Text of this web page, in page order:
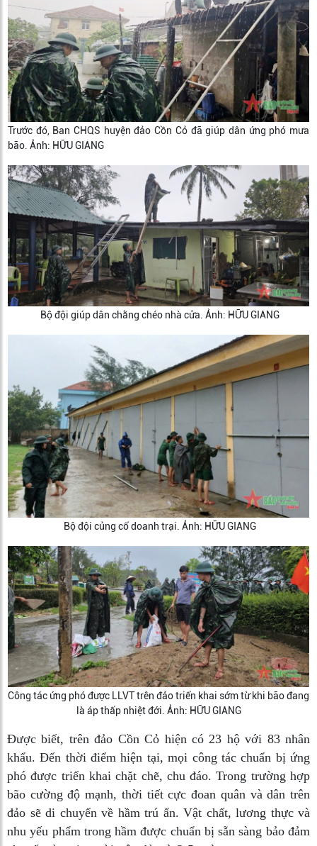
Trước đó, Ban CHQS huyện đảo Cồn Cỏ đã giúp dân ứng phó mưa
bão. Ảnh: HỮU GIANG
Bộ đội giúp dân chằng chéo nhà cửa. Ảnh: HỮU GIANG
Bộ đội củng cố doanh trại. Ảnh: HỮU GIANG
Công tác ứng phó được LLVT trên đảo triển khai sớm từ khi bão đang
là áp thấp nhiệt đới. Ảnh: HỮU GIANG
Được biết, trên đảo Cồn Cỏ hiện có 23 hộ với 83 nhân
khẩu. Đến thời điểm hiện tại, mọi công tác chuẩn bị ứng
phó được triển khai chặt chẽ, chu đáo. Trong trường hợp
bão cường độ mạnh, thời tiết cực đoan quân và dân trên
đảo sẽ di chuyển về hầm trú ẩn. Vật chất, lương thực và
nhu yếu phẩm trong hầm được chuẩn bị sẵn sàng bảo đảm